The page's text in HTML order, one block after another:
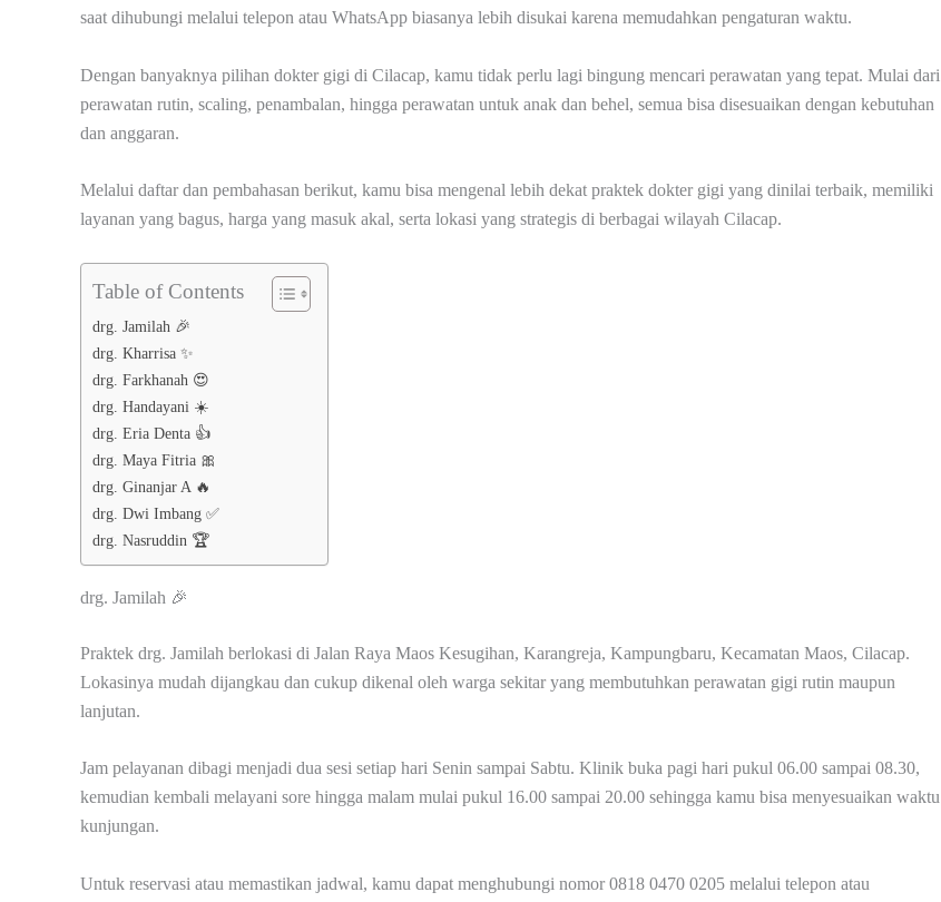
saat dihubungi melalui telepon atau WhatsApp biasanya lebih disukai karena memudahkan pengaturan waktu.
Dengan banyaknya pilihan dokter gigi di Cilacap, kamu tidak perlu lagi bingung mencari perawatan yang tepat. Mulai dari
perawatan rutin, scaling, penambalan, hingga perawatan untuk anak dan behel, semua bisa disesuaikan dengan kebutuhan
dan anggaran.
Melalui daftar dan pembahasan berikut, kamu bisa mengenal lebih dekat praktek dokter gigi yang dinilai terbaik, memiliki
layanan yang bagus, harga yang masuk akal, serta lokasi yang strategis di berbagai wilayah Cilacap.
Table of Contents
drg. Jamilah 🎉
drg. Kharrisa ✨
drg. Farkhanah 😍
drg. Handayani ☀️
drg. Eria Denta 👍
drg. Maya Fitria 🎀
drg. Ginanjar A 🔥
drg. Dwi Imbang ✅
drg. Nasruddin 🏆
drg. Jamilah 🎉
Praktek drg. Jamilah berlokasi di Jalan Raya Maos Kesugihan, Karangreja, Kampungbaru, Kecamatan Maos, Cilacap.
Lokasinya mudah dijangkau dan cukup dikenal oleh warga sekitar yang membutuhkan perawatan gigi rutin maupun
lanjutan.
Jam pelayanan dibagi menjadi dua sesi setiap hari Senin sampai Sabtu. Klinik buka pagi hari pukul 06.00 sampai 08.30,
kemudian kembali melayani sore hingga malam mulai pukul 16.00 sampai 20.00 sehingga kamu bisa menyesuaikan waktu
kunjungan.
Untuk reservasi atau memastikan jadwal, kamu dapat menghubungi nomor 0818 0470 0205 melalui telepon atau